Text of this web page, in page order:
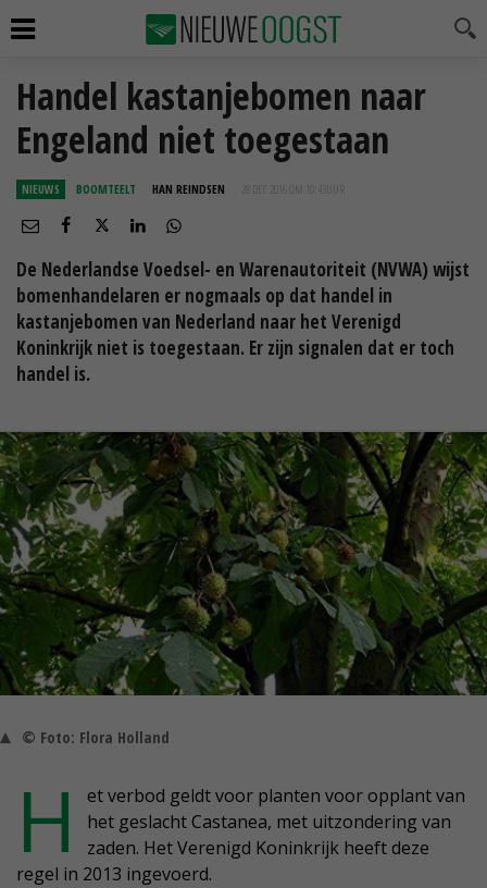
Handel kastanjebomen naar
Engeland niet toegestaan
NIEUWS BOOMTEELT HAN REINDSEN 28 DEC 2016 OM 10:43
De Nederlandse Voedsel- en Warenautoriteit (NVWA) wijst
bomenhandelaren er nogmaals op dat handel in
kastanjebomen van Nederland naar het Verenigd
Koninkrijk niet is toegestaan. Er zijn signalen dat er toch
handel is.
© Foto: Flora Holland
H
et verbod geldt voor planten voor opplant van
het geslacht Castanea, met uitzondering van
zaden. Het Verenigd Koninkrijk heeft deze
regel in 2013 ingevoerd.